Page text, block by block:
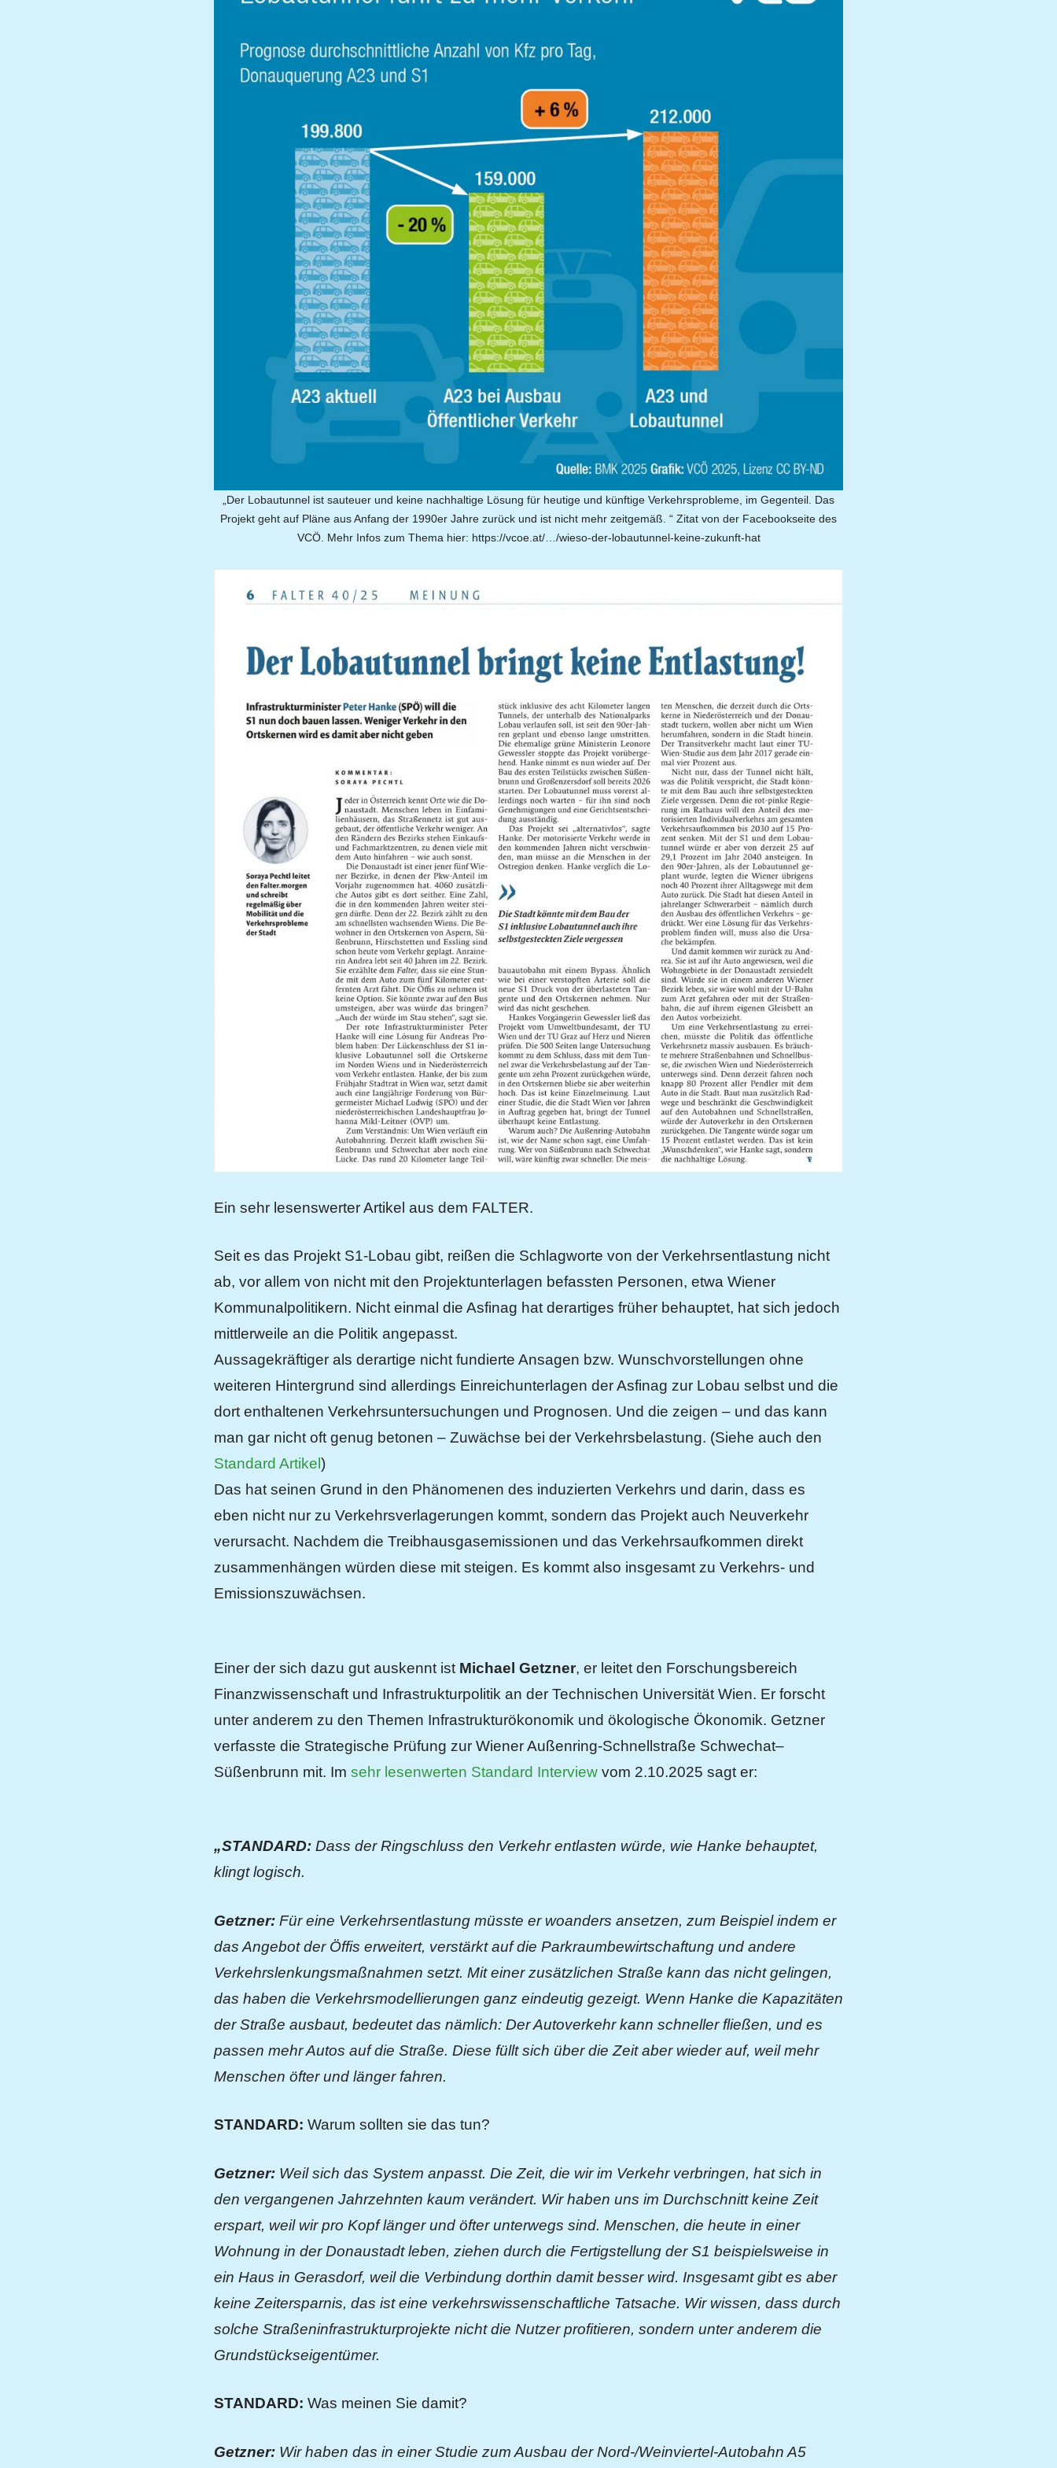
„Der Lobautunnel ist sauteuer und keine nachhaltige Lösung für heutige und künftige Verkehrsprobleme, im Gegenteil. Das
Projekt geht auf Pläne aus Anfang der 1990er Jahre zurück und ist nicht mehr zeitgemäß. “ Zitat von der Facebookseite des
VCÖ. Mehr Infos zum Thema hier: https://vcoe.at/…/wieso-der-lobautunnel-keine-zukunft-hat
Ein sehr lesenswerter Artikel aus dem FALTER.
Seit es das Projekt S1-Lobau gibt, reißen die Schlagworte von der Verkehrsentlastung nicht
ab, vor allem von nicht mit den Projektunterlagen befassten Personen, etwa Wiener
Kommunalpolitikern. Nicht einmal die Asfinag hat derartiges früher behauptet, hat sich jedoch
mittlerweile an die Politik angepasst.
Aussagekräftiger als derartige nicht fundierte Ansagen bzw. Wunschvorstellungen ohne
weiteren Hintergrund sind allerdings Einreichunterlagen der Asfinag zur Lobau selbst und die
dort enthaltenen Verkehrsuntersuchungen und Prognosen. Und die zeigen – und das kann
man gar nicht oft genug betonen – Zuwächse bei der Verkehrsbelastung. (Siehe auch den
Standard Artikel )
Das hat seinen Grund in den Phänomenen des induzierten Verkehrs und darin, dass es
eben nicht nur zu Verkehrsverlagerungen kommt, sondern das Projekt auch Neuverkehr
verursacht. Nachdem die Treibhausgasemissionen und das Verkehrsaufkommen direkt
zusammenhängen würden diese mit steigen. Es kommt also insgesamt zu Verkehrs- und
Emissionszuwächsen.
Einer der sich dazu gut auskennt ist Michael Getzner, er leitet den Forschungsbereich
Finanzwissenschaft und Infrastrukturpolitik an der Technischen Universität Wien. Er forscht
unter anderem zu den Themen Infrastrukturökonomik und ökologische Ökonomik. Getzner
verfasste die Strategische Prüfung zur Wiener Außenring-Schnellstraße Schwechat–
Süßenbrunn mit. Im sehr lesenwerten Standard Interview vom 2.10.2025 sagt er:
„STANDARD: Dass der Ringschluss den Verkehr entlasten würde, wie Hanke behauptet,
klingt logisch.
Getzner: Für eine Verkehrsentlastung müsste er woanders ansetzen, zum Beispiel indem er
das Angebot der Öffis erweitert, verstärkt auf die Parkraumbewirtschaftung und andere
Verkehrslenkungsmaßnahmen setzt. Mit einer zusätzlichen Straße kann das nicht gelingen,
das haben die Verkehrsmodellierungen ganz eindeutig gezeigt. Wenn Hanke die Kapazitäten
der Straße ausbaut, bedeutet das nämlich: Der Autoverkehr kann schneller fließen, und es
passen mehr Autos auf die Straße. Diese füllt sich über die Zeit aber wieder auf, weil mehr
Menschen öfter und länger fahren.
STANDARD: Warum sollten sie das tun?
Getzner: Weil sich das System anpasst. Die Zeit, die wir im Verkehr verbringen, hat sich in
den vergangenen Jahrzehnten kaum verändert. Wir haben uns im Durchschnitt keine Zeit
erspart, weil wir pro Kopf länger und öfter unterwegs sind. Menschen, die heute in einer
Wohnung in der Donaustadt leben, ziehen durch die Fertigstellung der S1 beispielsweise in
ein Haus in Gerasdorf, weil die Verbindung dorthin damit besser wird. Insgesamt gibt es aber
keine Zeitersparnis, das ist eine verkehrswissenschaftliche Tatsache. Wir wissen, dass durch
solche Straßeninfrastrukturprojekte nicht die Nutzer profitieren, sondern unter anderem die
Grundstückseigentümer.
STANDARD: Was meinen Sie damit?
Getzner: Wir haben das in einer Studie zum Ausbau der Nord-/Weinviertel-Autobahn A5